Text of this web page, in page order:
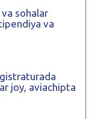
sohalar
va
joy, aviachipta